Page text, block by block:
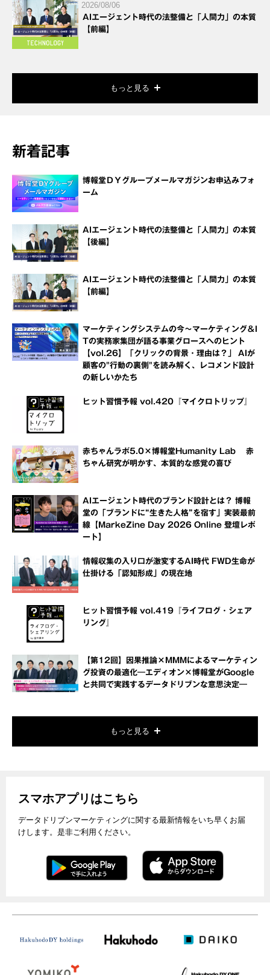
2026/08/06
AIエージェント時代の法整備と「人間力」の本質
【前編】
もっと見る
新着記事
博報堂ＤＹグループメールマガジンお申込みフォ
ーム
AIエージェント時代の法整備と「人間力」の本質
【後編】
AIエージェント時代の法整備と「人間力」の本質
【前編】
マーケティングシステムの今～マーケティング＆I
Tの実務家集団が語る事業グロースへのヒント
【vol.26】「クリックの背景・理由は？」 AIが
顧客の"行動の裏側"を読み解く、レコメンド設計
の新しいかたち
ヒット習慣予報 vol.420『マイクロトリップ』
赤ちゃんラボ5.0×博報堂Humanity Lab 赤
ちゃん研究が明かす、本質的な感覚の喜び
AIエージェント時代のブランド設計とは？ 博報
堂の「ブランドに“生きた人格”を宿す」実装最前
線【MarkeZine Day 2026 Online 登壇レポ
ート】
情報収集の入り口が激変するAI時代 FWD生命が
仕掛ける「認知形成」の現在地
ヒット習慣予報 vol.419『ライフログ・シェア
リング』
【第12回】因果推論×MMMによるマーケティン
グ投資の最適化―エディオン×博報堂がGoogle
と共同で実践するデータドリブンな意思決定―
もっと見る
スマホアプリはこちら
データドリブンマーケティングに関する最新情報をいち早くお届
けします。是非ご利用ください。